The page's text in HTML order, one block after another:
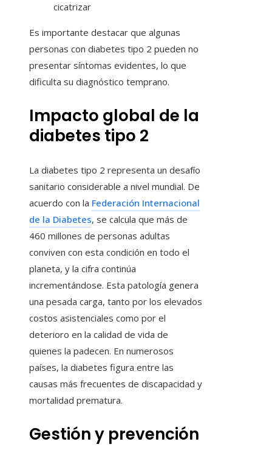
cicatrizar
Es importante destacar que algunas
personas con diabetes tipo 2 pueden no
presentar síntomas evidentes, lo que
dificulta su diagnóstico temprano.
Impacto global de la
diabetes tipo 2
La diabetes tipo 2 representa un desafío
sanitario considerable a nivel mundial. De
acuerdo con la Federación Internacional
de la Diabetes, se calcula que más de
460 millones de personas adultas
conviven con esta condición en todo el
planeta, y la cifra continúa
incrementándose. Esta patología genera
una pesada carga, tanto por los elevados
costos asistenciales como por el
deterioro en la calidad de vida de
quienes la padecen. En numerosos
países, la diabetes figura entre las
causas más frecuentes de discapacidad y
mortalidad prematura.
Gestión y prevención